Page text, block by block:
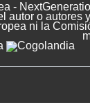
-
autor o
ni la